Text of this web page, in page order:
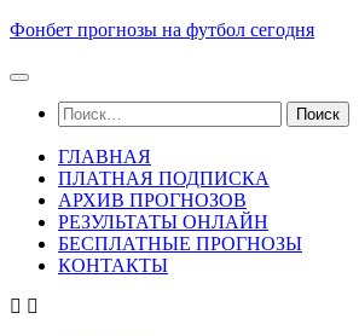
Skip
content
Фонбет прогнозы на футбол сегодня
Найти:
ГЛАВНАЯ
ПЛАТНАЯ ПОДПИСКА
АРХИВ ПРОГНОЗОВ
РЕЗУЛЬТАТЫ ОНЛАЙН
БЕСПЛАТНЫЕ ПРОГНОЗЫ
КОНТАКТЫ